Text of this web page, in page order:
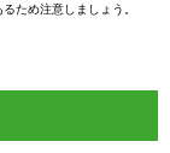
ため注意しましょう。